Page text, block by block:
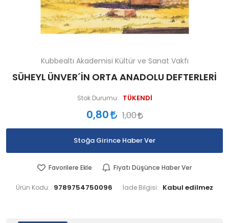
Kubbealtı Akademisi Kültür ve Sanat Vakfı
SÜHEYL ÜNVER´İN ORTA ANADOLU DEFTERLERİ
Stok Durumu: TÜKENDİ
0,80 1,00
Stoğa Girince Haber Ver
Favorilere Ekle Fiyatı Düşünce Haber Ver
Ürün Kodu: 9789754750096 İade Bilgisi: